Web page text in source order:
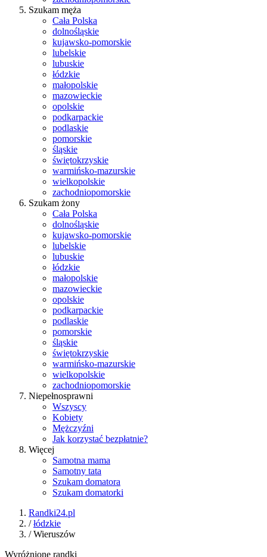
Szukam męża
Cała Polska
dolnośląskie
kujawsko-pomorskie
lubelskie
lubuskie
łódzkie
małopolskie
mazowieckie
opolskie
podkarpackie
podlaskie
pomorskie
śląskie
świętokrzyskie
warmińsko-mazurskie
wielkopolskie
zachodniopomorskie
Szukam żony
Cała Polska
dolnośląskie
kujawsko-pomorskie
lubelskie
lubuskie
łódzkie
małopolskie
mazowieckie
opolskie
podkarpackie
podlaskie
pomorskie
śląskie
świętokrzyskie
warmińsko-mazurskie
wielkopolskie
zachodniopomorskie
Niepełnosprawni
Wszyscy
Kobiety
Mężczyźni
Jak korzystać bezpłatnie?
Więcej
Samotna mama
Samotny tata
Szukam domatora
Szukam domatorki
Randki24.pl
/łódzkie
/Wieruszów
Wyróżnione randki